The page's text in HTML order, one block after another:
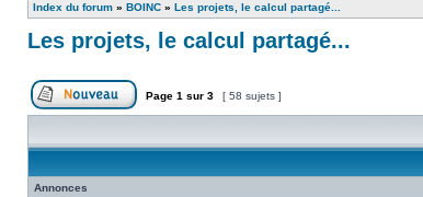
Index du forum » BOINC » Les projets, le calcul partagé...
Les projets, le calcul partagé...
Poster un nouveau sujet
Page 1 sur 3 [ 58 sujets ]
Annonces